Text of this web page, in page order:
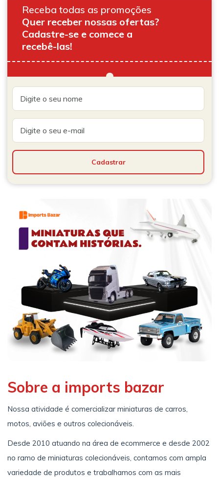
Receba todas as promoções
Quer receber nossas ofertas?
Cadastre-se e comece a
recebê-las!
Sobre a imports bazar
Nossa atividade é comercializar miniaturas de carros,
motos, aviões e outros colecionáveis.
Desde 2010 atuando na área de ecommerce e desde 2002
no ramo de miniaturas colecionáveis, contamos com ampla
variedade de produtos e trabalhamos com as mais